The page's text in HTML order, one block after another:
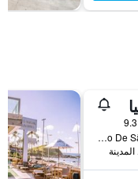
Largo Do Cruzeiro De São Francisco, 16/18, سلفادور, البرازيل